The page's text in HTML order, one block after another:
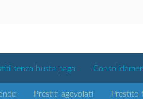
senza busta paga
Prestiti agevolati Prestito